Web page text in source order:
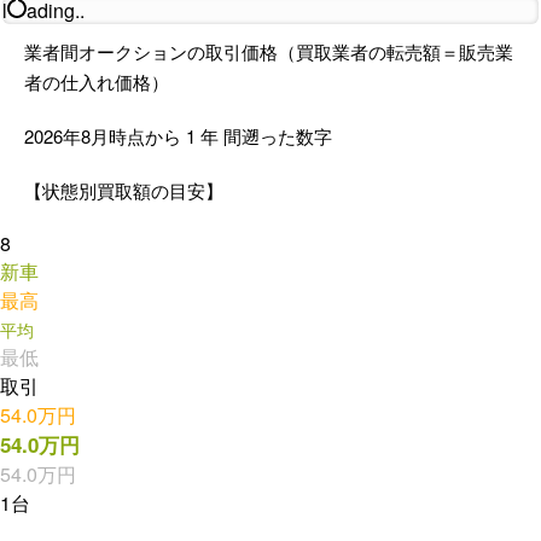
l ading..
業者間オークションの取引価格（買取業者の転売額＝販売業
者の仕入れ価格）
2026年8月時点から 1 年 間遡った数字
【状態別買取額の目安】
8
新車
最高
平均
最低
取引
54.0万円
54.0万円
54.0万円
1台